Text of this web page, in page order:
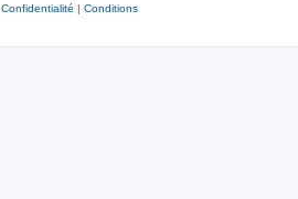
Confidentialité | Conditions